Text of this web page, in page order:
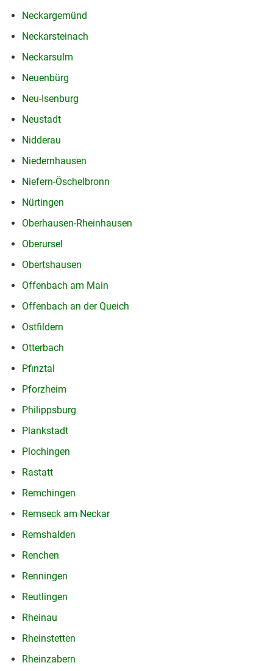
Neckargemünd
Neckarsteinach
Neckarsulm
Neuenbürg
Neu-Isenburg
Neustadt
Nidderau
Niedernhausen
Niefern-Öschelbronn
Nürtingen
Oberhausen-Rheinhausen
Oberursel
Obertshausen
Offenbach am Main
Offenbach an der Queich
Ostfildern
Otterbach
Pfinztal
Pforzheim
Philippsburg
Plankstadt
Plochingen
Rastatt
Remchingen
Remseck am Neckar
Remshalden
Renchen
Renningen
Reutlingen
Rheinau
Rheinstetten
Rheinzabern